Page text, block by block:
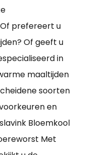
prefereert u
Of geeft u
in
maaltijden
soorten
en
Bloemkool
Met